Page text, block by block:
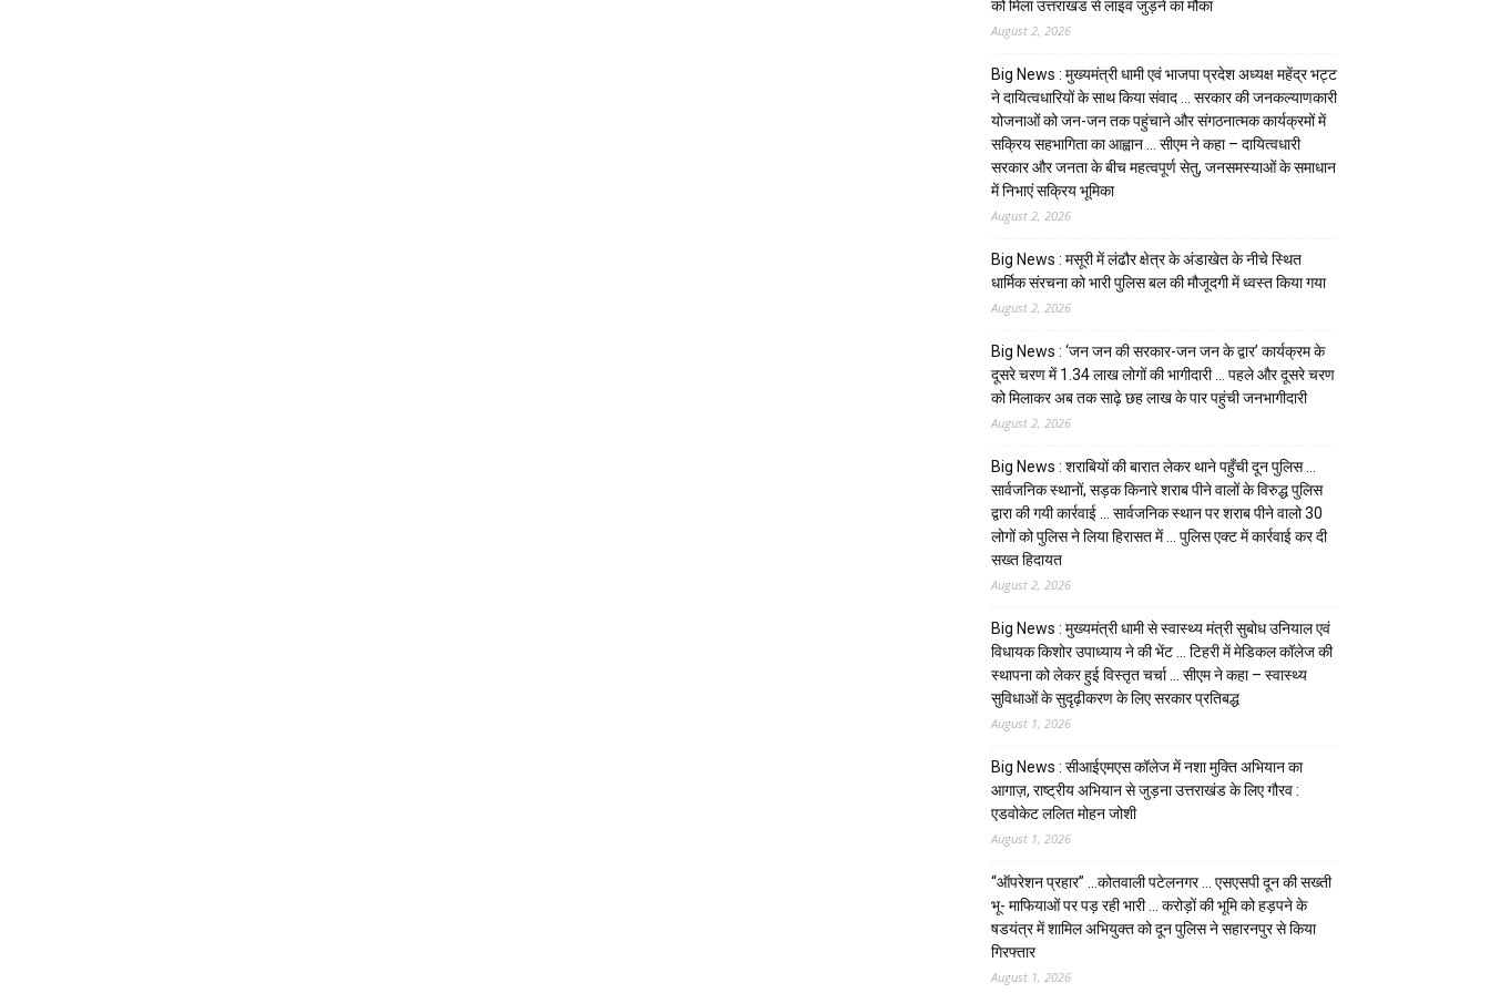
को मिला उत्तराखंड से लाइव जुड़ने का मौका
August 2, 2026
Big News : मुख्यमंत्री धामी एवं भाजपा प्रदेश अध्यक्ष महेंद्र भट्ट
ने दायित्वधारियों के साथ किया संवाद … सरकार की जनकल्याणकारी
योजनाओं को जन-जन तक पहुंचाने और संगठनात्मक कार्यक्रमों में
सक्रिय सहभागिता का आह्वान … सीएम ने कहा – दायित्वधारी
सरकार और जनता के बीच महत्वपूर्ण सेतु, जनसमस्याओं के समाधान
में निभाएं सक्रिय भूमिका
August 2, 2026
Big News : मसूरी में लंढौर क्षेत्र के अंडाखेत के नीचे स्थित
धार्मिक संरचना को भारी पुलिस बल की मौजूदगी में ध्वस्त किया गया
August 2, 2026
Big News : ‘जन जन की सरकार-जन जन के द्वार’ कार्यक्रम के
दूसरे चरण में 1.34 लाख लोगों की भागीदारी … पहले और दूसरे चरण
को मिलाकर अब तक साढ़े छह लाख के पार पहुंची जनभागीदारी
August 2, 2026
Big News : शराबियों की बारात लेकर थाने पहुँची दून पुलिस …
सार्वजनिक स्थानों, सड़क किनारे शराब पीने वालों के विरुद्ध पुलिस
द्वारा की गयी कार्रवाई … सार्वजनिक स्थान पर शराब पीने वालो 30
लोगों को पुलिस ने लिया हिरासत में … पुलिस एक्ट में कार्रवाई कर दी
सख्त हिदायत
August 2, 2026
Big News : मुख्यमंत्री धामी से स्वास्थ्य मंत्री सुबोध उनियाल एवं
विधायक किशोर उपाध्याय ने की भेंट … टिहरी में मेडिकल कॉलेज की
स्थापना को लेकर हुई विस्तृत चर्चा … सीएम ने कहा – स्वास्थ्य
सुविधाओं के सुदृढ़ीकरण के लिए सरकार प्रतिबद्ध
August 1, 2026
Big News : सीआईएमएस कॉलेज में नशा मुक्ति अभियान का
आगाज़, राष्ट्रीय अभियान से जुड़ना उत्तराखंड के लिए गौरव :
एडवोकेट ललित मोहन जोशी
August 1, 2026
“ऑपरेशन प्रहार” …कोतवाली पटेलनगर … एसएसपी दून की सख्ती
भू- माफियाओं पर पड़ रही भारी … करोड़ों की भूमि को हड़पने के
षडयंत्र में शामिल अभियुक्त को दून पुलिस ने सहारनपुर से किया
गिरफ्तार
August 1, 2026